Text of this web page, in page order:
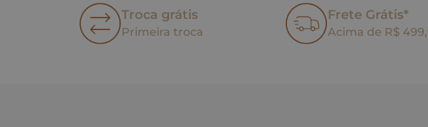
Troca grátis
Primeira troca
Frete Grátis*
Acima de R$